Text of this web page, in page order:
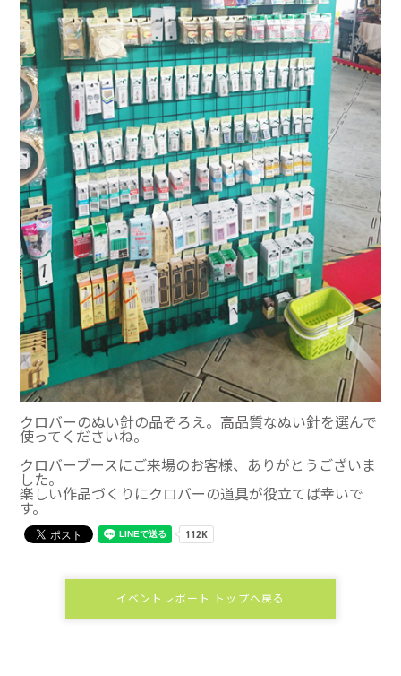
クロバーのぬい針の品ぞろえ。高品質なぬい針を選んで
使ってくださいね。
クロバーブースにご来場のお客様、ありがとうございま
した。
楽しい作品づくりにクロバーの道具が役立てば幸いで
す。
イベントレポート トップへ戻る